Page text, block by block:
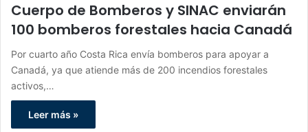
Cuerpo de Bomberos y SINAC enviarán
100 bomberos forestales hacia Canadá
Por cuarto año Costa Rica envía bomberos para apoyar a
Canadá, ya que atiende más de 200 incendios forestales
activos,…
Leer más »